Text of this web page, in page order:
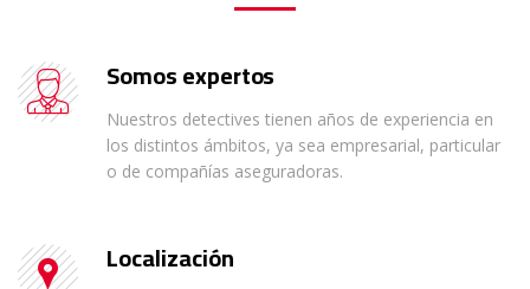
Somos expertos
Nuestros detectives tienen años de experiencia en
los distintos ámbitos, ya sea empresarial, particular
o de compañías aseguradoras.
Localización